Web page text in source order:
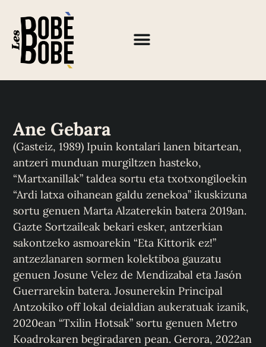
Ane Gebara
(Gasteiz, 1989) Ipuin kontalari lanen bitartean,
antzeri munduan murgiltzen hasteko,
“Martxanillak” taldea sortu eta txotxongiloekin
“Ardi latxa oihanean galdu zenekoa” ikuskizuna
sortu genuen Marta Alzaterekin batera 2019an.
Gazte Sortzaileak bekari esker, antzerkian
sakontzeko asmoarekin “Eta Kittorik ez!”
antzezlanaren sormen kolektiboa gauzatu
genuen Josune Velez de Mendizabal eta Jasón
Guerrarekin batera. Josunerekin Principal
Antzokiko off lokal deialdian aukeratuak izanik,
2020ean “Txilin Hotsak” sortu genuen Metro
Koadrokaren begiradaren pean. Gerora, 2022an